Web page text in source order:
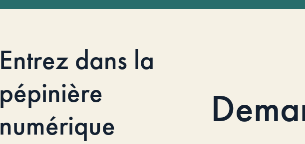
Entrez dans la
pépinière
numérique